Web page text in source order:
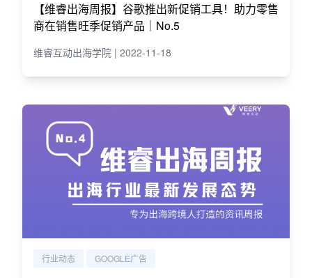
【维睿出海周报】谷歌推出新促销工具！助力零售
商在销售旺季促销产品｜No.5
维睿互动出海学院 | 2022-11-18
行业动态 GOOGLE广告